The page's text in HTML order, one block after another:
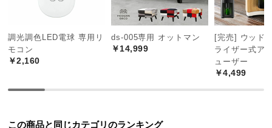
入
経
路
つ
て
調光調色LED電球 専用リ
モコン
￥2,160
ds-005専用 オットマン
￥14,999
[完売] ウッド
ライザー式ア
ューザー
￥4,499
この商品と同じカテゴリのランキング